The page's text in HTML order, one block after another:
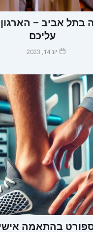
בתל אביב –
עליכם
יונ 14, 2023
בהתאמה